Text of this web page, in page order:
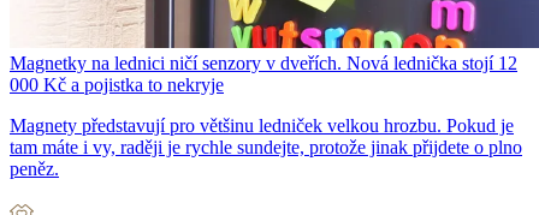
Magnetky na lednici ničí senzory v dveřích. Nová lednička stojí 12
000 Kč a pojistka to nekryje
Magnety představují pro většinu ledniček velkou hrozbu. Pokud je
tam máte i vy, raději je rychle sundejte, protože jinak přijdete o plno
peněz.